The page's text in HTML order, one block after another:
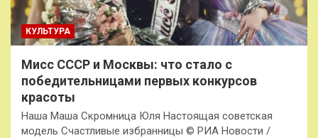
КУЛЬТУРА
Мисс СССР и Москвы: что стало с
победительницами первых конкурсов
красоты
Наша Маша Скромница Юля Настоящая советская
модель Счастливые избранницы © РИА Новости /